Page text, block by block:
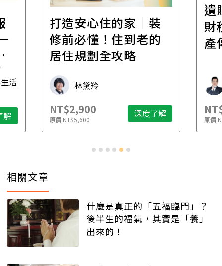
活
解
打造安心住的家｜裝
修前必懂！住到老的
居住規劃全攻略
林黛羚
NT$2,900
原價NT$5,600 深度了解
遺
財
產
原價
相關文章
什麼是真正的「五福臨門」？
後半生的福氣，其實是「養」
出來的！